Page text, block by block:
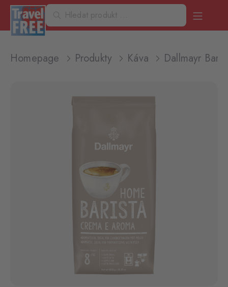
Homepage Produkty Káva Dallmayr